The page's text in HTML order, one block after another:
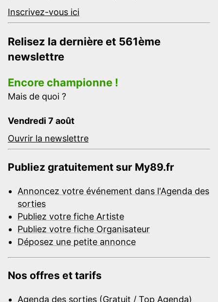
Inscrivez-vous ici
Relisez la dernière et 561ème
newslettre
Encore championne !
Mais de quoi ?
Vendredi 7 août
Ouvrir la newslettre
Publiez gratuitement sur My89.fr
Annoncez votre événement dans l'Agenda des
sorties
Publiez votre fiche Artiste
Publiez votre fiche Organisateur
Déposez une petite annonce
Nos offres et tarifs
Agenda des sorties (Gratuit / Top Agenda)